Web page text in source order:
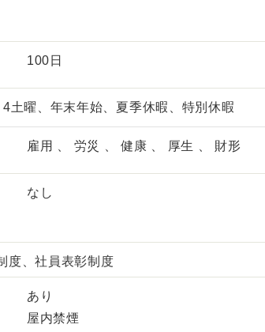
100日
4土曜、年末年始、夏季休暇、特別休暇
雇用 、 労災 、 健康 、 厚生 、 財形
なし
度、社員表彰制度
あり
屋内禁煙